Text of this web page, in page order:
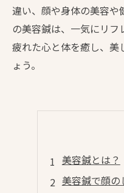
違い、顔や身体の美容や
の美容鍼は、一気にリフ
疲れた心と体を癒し、美
ょう。
美容鍼とは？
美容鍼で顔の